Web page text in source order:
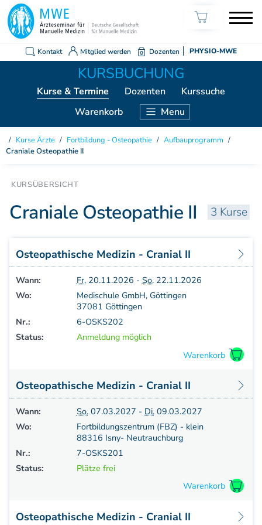
Kontakt Mitglied werden Dozenten PHYSIO-MWE
Kurse & Termine Dozenten
Kurssuche
Warenkorb
Menu
KURSE ÄRZTE
Grundkurs Modul 3
Grundkurs Modul 4
Aufbaukurs Modul 5
Aufbaukurs Modul 6
Aufbaukurs Modul 7
Aufbaukurs Modul 8
Fortbildung & Zusatzkurse
Refresherkurse Manuelle Medizin
Kinesio-Sport-Taping
Krankengymnastik am Gerät
Fortbildung - Osteopathie
Grundprogramm
Einführung
Counterstrain I
Muskel-Energie
Craniale Osteopathie I
BLT/LAS
Kurse Ärzte / Fortbildung - Osteopathie / Aufbauprogramm /
Craniale Osteopathie II
Craniale Osteopathie II 3 Kurse
Osteopathische Medizin - Cranial II
Wann: Fr.20.11.2026 - So.22.11.2026
Wo:
Medischule GmbH, Göttingen
37081 Göttingen
Nr.:
6-OSKS202
Status:
Anmeldung möglich
Osteopathische Medizin - Cranial II
Wann: So.07.03.2027 - Di.09.03.2027
Wo:
Fortbildungszentrum (FBZ) - klein
88316 Isny- Neutrauchburg
Nr.:
7-OSKS201
Status:
Plätze frei
Osteopathische Medizin - Cranial II